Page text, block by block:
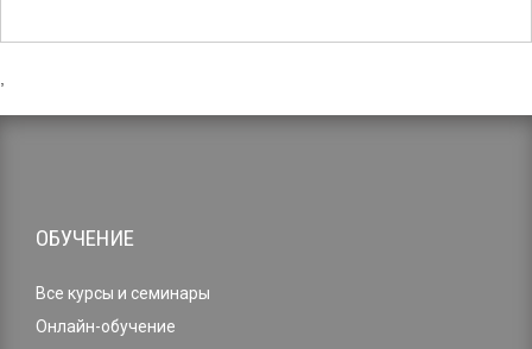
ОБУЧЕНИЕ
Все курсы и семинары
Онлайн-обучение